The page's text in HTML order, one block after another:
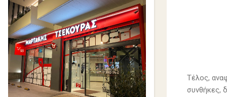
Τέλος,
συνθήκες,